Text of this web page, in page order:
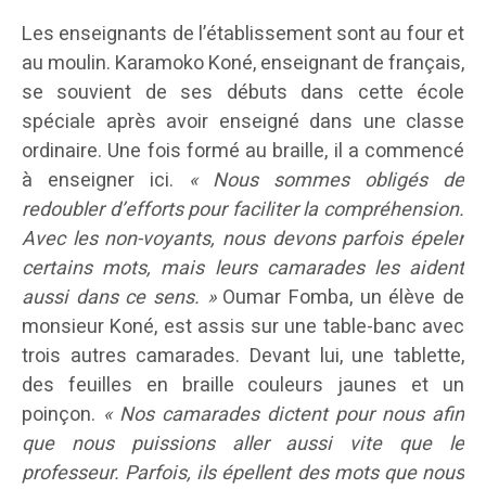
Les enseignants de l’établissement sont au four et
au moulin. Karamoko Koné, enseignant de français,
se souvient de ses débuts dans cette école
spéciale après avoir enseigné dans une classe
ordinaire. Une fois formé au braille, il a commencé
à enseigner ici. « Nous sommes obligés de
redoubler d’efforts pour faciliter la compréhension.
Avec les non-voyants, nous devons parfois épeler
certains mots, mais leurs camarades les aident
aussi dans ce sens. » Oumar Fomba, un élève de
monsieur Koné, est assis sur une table-banc avec
trois autres camarades. Devant lui, une tablette,
des feuilles en braille couleurs jaunes et un
poinçon. « Nos camarades dictent pour nous afin
que nous puissions aller aussi vite que le
professeur. Parfois, ils épellent des mots que nous